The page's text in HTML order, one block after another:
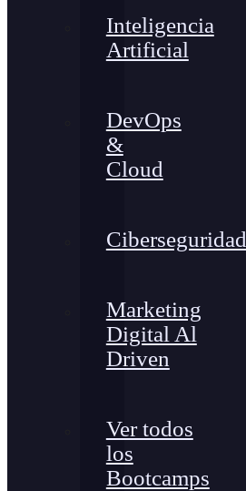
Inteligencia
Artificial
DevOps
&
Cloud
Ciberseguridad
Marketing
Digital Al
Driven
Ver todos
los
Bootcamps